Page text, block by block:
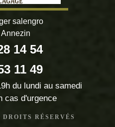
salengro
14 54
11 49
du lundi au samedi
cas d'urgence
RÉSERVÉS